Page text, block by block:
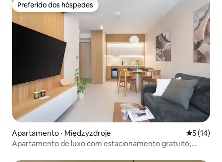
Preferido dos hóspedes
Preferido dos hóspedes
Apartamento ⋅ Międzyzdroje 5 de uma
5 (14)
Apartamento de luxo com estacionamento gratuito,